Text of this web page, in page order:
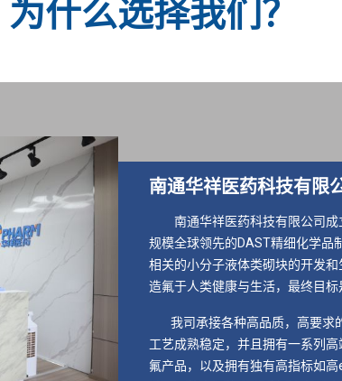
为什么选择我们？
南通华祥医药科技有限
南通华祥医药科技有限公司
规模全球领先的DAST精细化学品
相关的小分子液体类砌块的开发
造氟于人类健康与生活，最终目
我司承接各种高品质，高要求
工艺成熟稳定，并且拥有一系列
氟产品，以及拥有独有高指标如